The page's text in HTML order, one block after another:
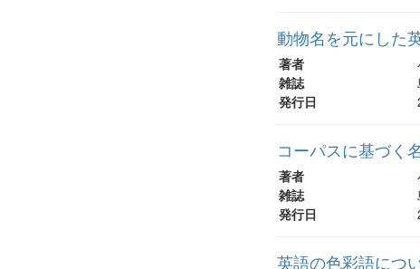
動物名を元にした
著者
雑誌
発行日
コーパスに基づく
著者
雑誌
発行日
英語の色彩語につ